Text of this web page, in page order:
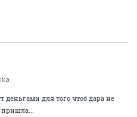
деньгами для того чтоб дара не
пришла...